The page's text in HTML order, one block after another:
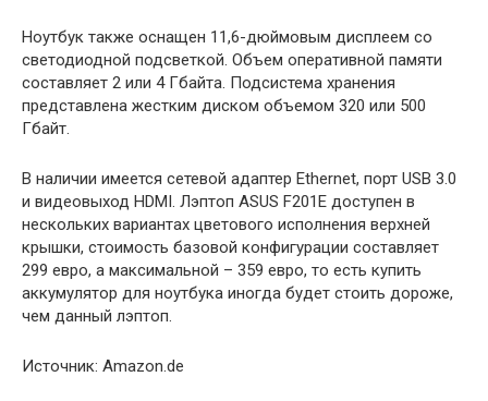
Ноутбук также оснащен 11,6-дюймовым дисплеем со
светодиодной подсветкой. Объем оперативной памяти
составляет 2 или 4 Гбайта. Подсистема хранения
представлена жестким диском объемом 320 или 500
Гбайт.
В наличии имеется сетевой адаптер Ethernet, порт USB 3.0
и видеовыход HDMI. Лэптоп ASUS F201E доступен в
нескольких вариантах цветового исполнения верхней
крышки, стоимость базовой конфигурации составляет
299 евро, а максимальной – 359 евро, то есть купить
аккумулятор для ноутбука иногда будет стоить дороже,
чем данный лэптоп.
Источник: Аmazon.de